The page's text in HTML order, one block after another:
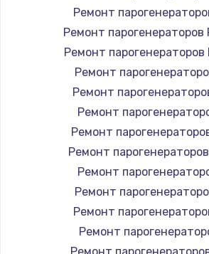
Замена / ремонт
Заказать
Заказать
Замена платы
Заказать
Ремонт
Ремонт парогенераторов
Ремонт
Ремонт
Ремонт
Ремонт
Ремонт
Ремонт
Ремонт
Ремонт
Ремонт
Ремонт
Ремонт